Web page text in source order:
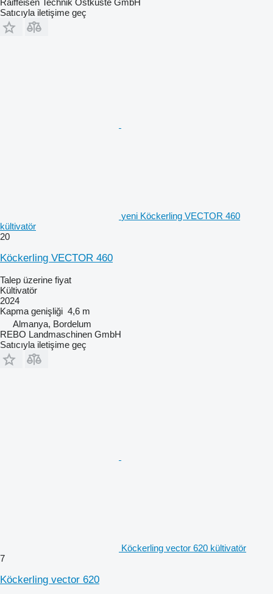
Raiffeisen Technik Ostküste GmbH
Satıcıyla iletişime geç
yeni Köckerling VECTOR 460
kültivatör
20
Köckerling VECTOR 460
Talep üzerine fiyat
Kültivatör
2024
Kapma genişliği 4,6 m
Almanya, Bordelum
REBO Landmaschinen GmbH
Satıcıyla iletişime geç
Köckerling vector 620 kültivatör
7
Köckerling vector 620